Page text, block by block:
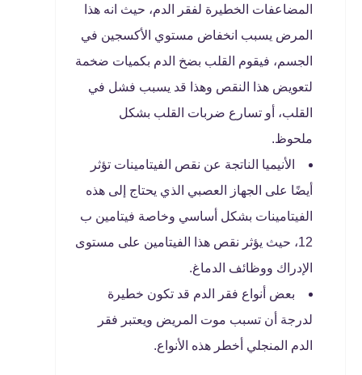
المضاعفات الخطيرة لفقر الدم، حيث انه هذا
المرض يسبب انخفاض مستوي الأكسجين في
الجسم، فيقوم القلب بضخ الدم بكميات ضخمة
لتعويض هذا النقص وهذا قد يسبب فشل في
القلب، أو تسارع ضربات القلب بشكل
ملحوظ.
الأنيميا الناتجة عن نقص الفيتامينات تؤثر
أيضًا على الجهاز العصبي الذي يحتاج إلى هذه
الفيتامينات بشكل أساسي وخاصة فيتامين ب
12، حيث يؤثر نقص هذا الفيتامين على مستوى
الإدراك ووظائف الدماغ.
بعض أنواع فقر الدم قد تكون خطيرة
لدرجة أن تسبب موت المريض ويعتبر فقر
الدم المنجلي أخطر هذه الأنواع.